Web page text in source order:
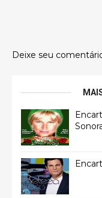
Deixe seu